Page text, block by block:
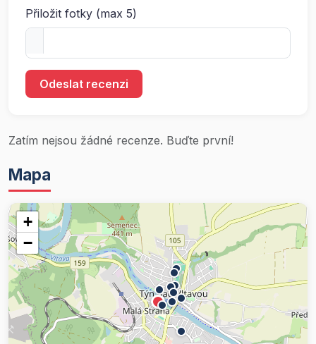
Přiložit fotky (max 5)
Odeslat recenzi
Zatím nejsou žádné recenze. Buďte první!
Mapa
+
−